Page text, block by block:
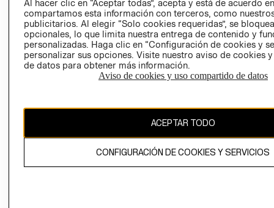
El contenido de esta página web está protegido por copyright y es
Al hacer clic en “Aceptar todas”, acepta y está de acuerdo
compartamos esta información con terceros, como
publicitarios. Al elegir “Solo cookies requeridas”, se
opcionales, lo que limita nuestra entrega de contenido y
personalizadas. Haga clic en “Configuración de cookies y
personalizar sus opciones. Visite nuestro aviso de cookies
de datos para obtener más información.
Aviso de cookies y uso compartido de datos
ACEPTAR TODO
CONFIGURACIÓN DE COOKIES Y SERVICIOS